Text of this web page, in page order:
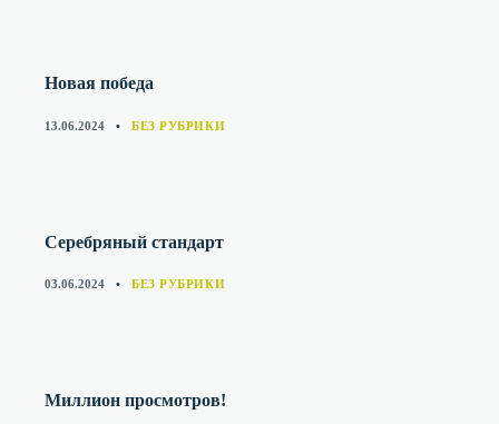
Новая победа
13.06.2024 CATEGORIES
БЕЗ РУБРИКИ
Серебряный стандарт
03.06.2024 CATEGORIES
БЕЗ РУБРИКИ
Миллион просмотров!